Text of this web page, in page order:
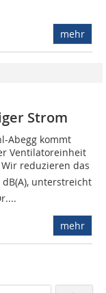
mehr
Strom
Abegg kommt
Ventilatoreinheit
reduzieren das
unterstreicht
mehr